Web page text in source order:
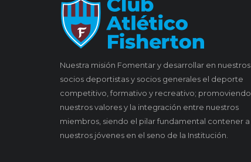
Nuestra misión Fomentar y desarrollar en nuestros
socios deportistas y socios generales el deporte
competitivo, formativo y recreativo; promoviendo
nuestros valores y la integración entre nuestros
miembros, siendo el pilar fundamental contener a
nuestros jóvenes en el seno de la Institución.